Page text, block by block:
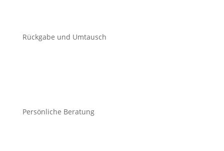
Rückgabe und Umtausch
Persönliche Beratung